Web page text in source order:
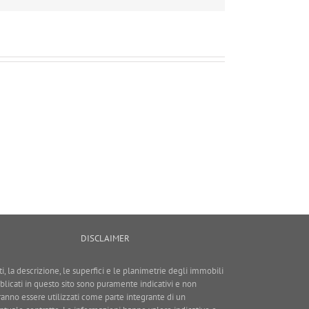
DISCLAIMER
la descrizione, le superfici e le planimetrie degli immobili
in questo sito sono puramente indicativi e non
essere utilizzati come parte integrante di un